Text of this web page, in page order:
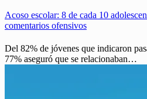
Acoso escolar: 8 de cada 10
comentarios ofensivos
Del 82% de jóvenes que indicaron
77% aseguró que se relacionaban…